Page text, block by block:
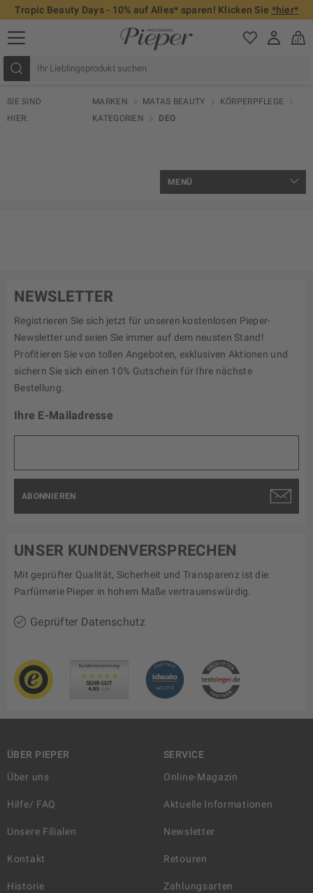
Tropic Beauty Days - 10% auf Alles* sparen! Klicken Sie *hier*
SIE SIND
HIER:
MARKEN MATAS BEAUTY
KÖRPERPFLEGE
KATEGORIEN
DEO
MENÜ
NEWSLETTER
Registrieren Sie sich jetzt für unseren kostenlosen Pieper-
Newsletter und seien Sie immer auf dem neusten Stand!
Profitieren Sie von tollen Angeboten, exklusiven Aktionen und
sichern Sie sich einen 10% Gutschein für Ihre nächste
Bestellung.
Ihre E-Mailadresse
ABONNIEREN
UNSER KUNDENVERSPRECHEN
Mit geprüfter Qualität, Sicherheit und Transparenz ist die
Parfümerie Pieper in hohem Maße vertrauenswürdig.
Geprüfter Datenschutz
ÜBER PIEPER
Über uns
Hilfe/ FAQ
Unsere Filialen
Kontakt
Historie
SERVICE
Online-Magazin
Aktuelle Informationen
Newsletter
Retouren
Zahlungsarten